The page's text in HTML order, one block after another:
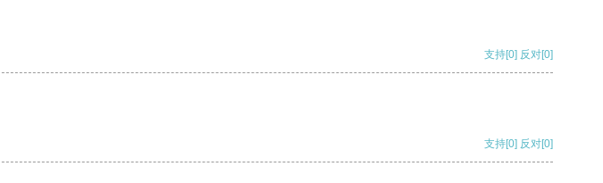
支持[0] 反对[0]
支持[0] 反对[0]